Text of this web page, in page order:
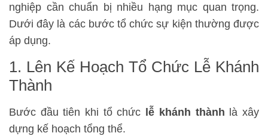
nghiệp cần chuẩn bị nhiều hạng mục quan trọng.
Dưới đây là các bước tổ chức sự kiện thường được
áp dụng.
1. Lên Kế Hoạch Tổ Chức Lễ Khánh
Thành
Bước đầu tiên khi tổ chức lễ khánh thành là xây
dựng kế hoạch tổng thể.